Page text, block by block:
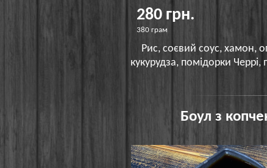
280 грн.
380 грам
Рис, соєвий соус, хамон,
кукурудза, помідорки Черрі,
Боул з